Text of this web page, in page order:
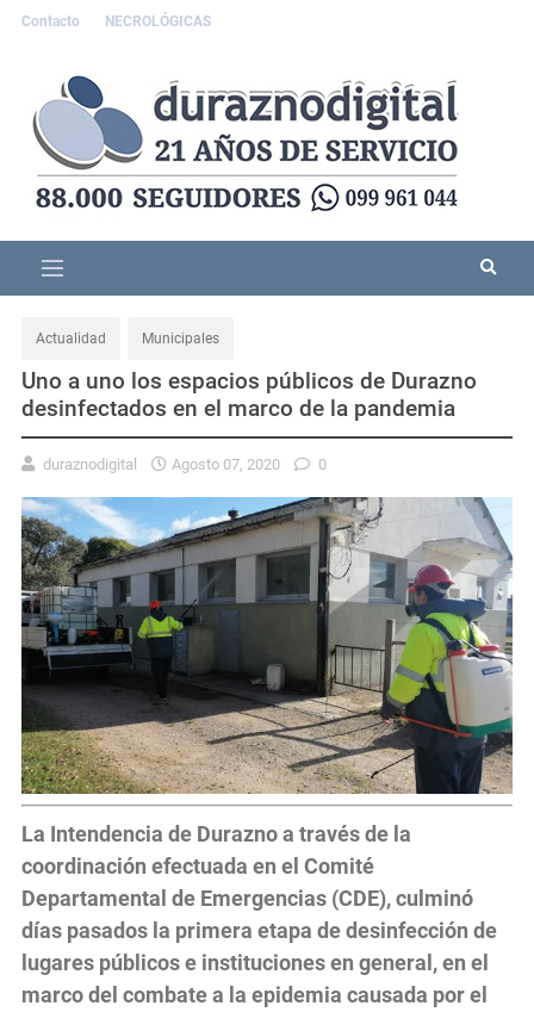
Contacto NECROLÓGICAS
Actualidad Municipales
Uno a uno los espacios públicos de Durazno
desinfectados en el marco de la pandemia
duraznodigital Agosto 07, 2020 0
La Intendencia de Durazno a través de la
coordinación efectuada en el Comité
Departamental de Emergencias (CDE), culminó
días pasados la primera etapa de desinfección de
lugares públicos e instituciones en general, en el
marco del combate a la epidemia causada por el